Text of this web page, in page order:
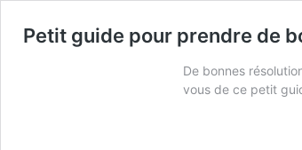
Petit guide pour prendre de
De bonnes
vous de ce petit